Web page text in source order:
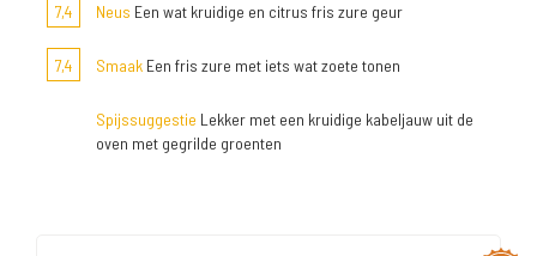
7,4 Neus Een wat kruidige en citrus fris zure geur
7,4 Smaak Een fris zure met iets wat zoete tonen
Spijssuggestie Lekker met een kruidige kabeljauw uit de
oven met gegrilde groenten